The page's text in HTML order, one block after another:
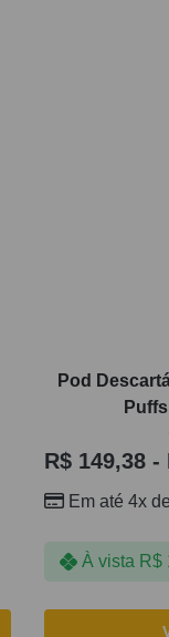
Pod
R$ 149,38 -
Em até 4x
À vista R$